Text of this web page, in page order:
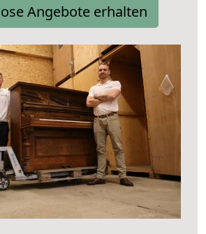
Angebote erhalten